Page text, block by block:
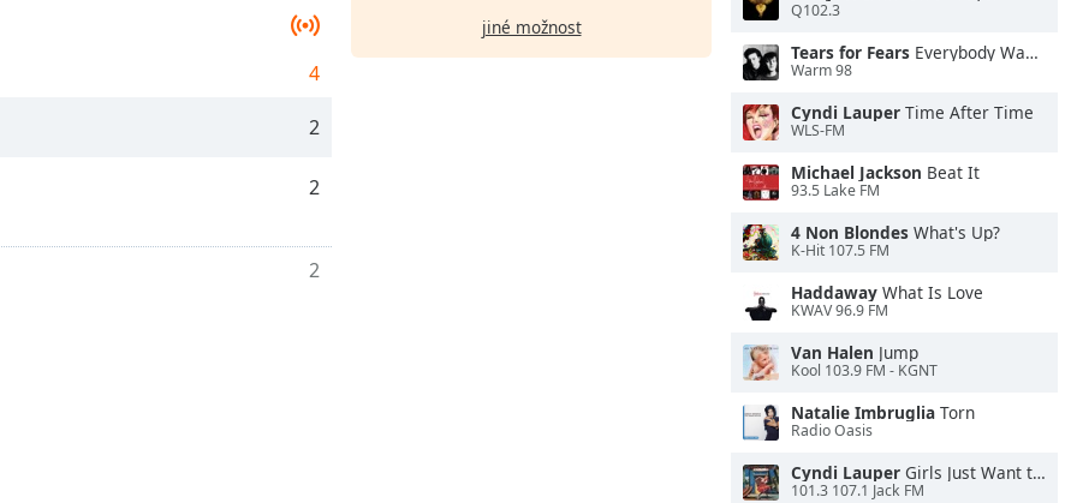
4
2
2
2
jiné možnost
Q102.3
Tears for Fears Everybody Wants To Rule the World
Warm 98
Cyndi Lauper Time After Time
WLS-FM
Michael Jackson Beat It
93.5 Lake FM
4 Non Blondes What's Up?
K-Hit 107.5 FM
Haddaway What Is Love
KWAV 96.9 FM
Van Halen Jump
Kool 103.9 FM - KGNT
Natalie Imbruglia Torn
Radio Oasis
Cyndi Lauper Girls Just Want to Have Fun
101.3 107.1 Jack FM